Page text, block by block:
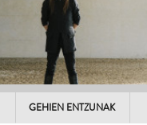
GEHIEN ENTZUNAK